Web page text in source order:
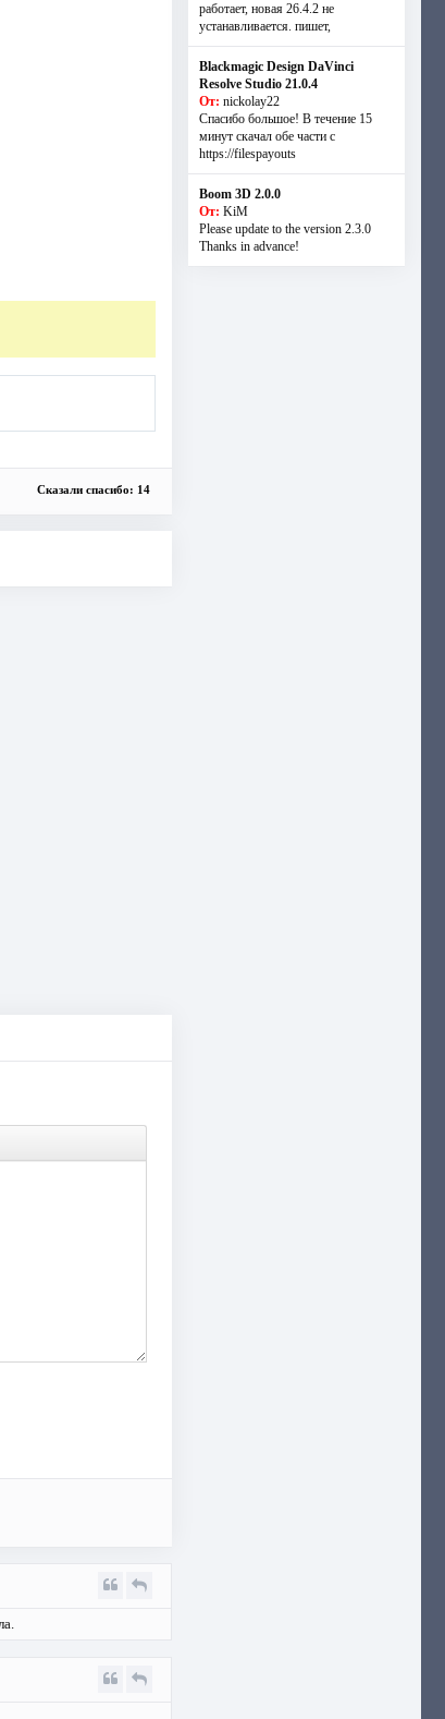
Сказали спасибо: 14
работает, новая 26.4.2 не
устанавливается. пишет,
Blackmagic Design DaVinci
Resolve Studio 21.0.4
От: nickolay22
Спасибо большое! В течение 15
минут скачал обе части с
https://filespayouts
Boom 3D 2.0.0
От: KiM
Please update to the version 2.3.0
Thanks in advance!